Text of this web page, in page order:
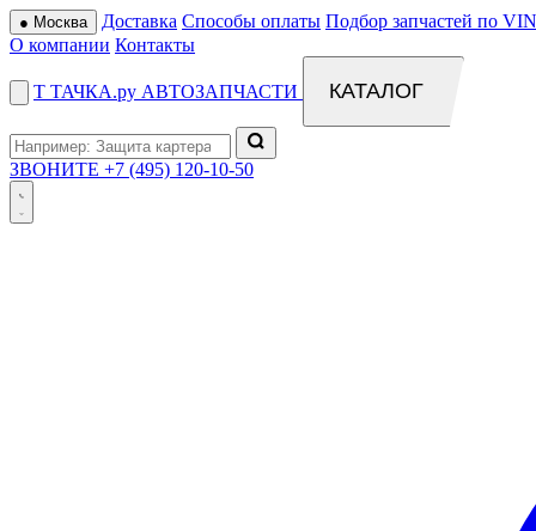
● Москва Доставка Способы оплаты Подбор запчастей по
О компании Контакты
Т ТАЧКА.ру АВТОЗАПЧАСТИ КАТАЛОГ
ЗВОНИТЕ +7 (495) 120-10-50